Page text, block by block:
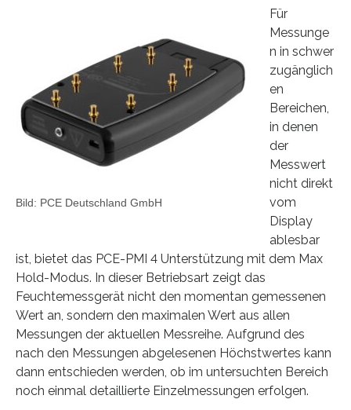
Bild: PCE Deutschland GmbH
Für
Messunge
n in schwer
zugänglich
en
Bereichen,
in denen
der
Messwert
nicht direkt
vom
Display
ablesbar
ist, bietet das PCE-PMI 4 Unterstützung mit dem Max
Hold-Modus. In dieser Betriebsart zeigt das
Feuchtemessgerät nicht den momentan gemessenen
Wert an, sondern den maximalen Wert aus allen
Messungen der aktuellen Messreihe. Aufgrund des
nach den Messungen abgelesenen Höchstwertes kann
dann entschieden werden, ob im untersuchten Bereich
noch einmal detaillierte Einzelmessungen erfolgen.